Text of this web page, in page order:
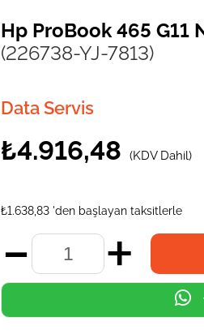
Hp ProBook 465 G11
(226738-YJ-7813)
Data Servis
₺4.916,48 (KDV Dahil)
₺1.638,83 'den başlayan taksitlerle